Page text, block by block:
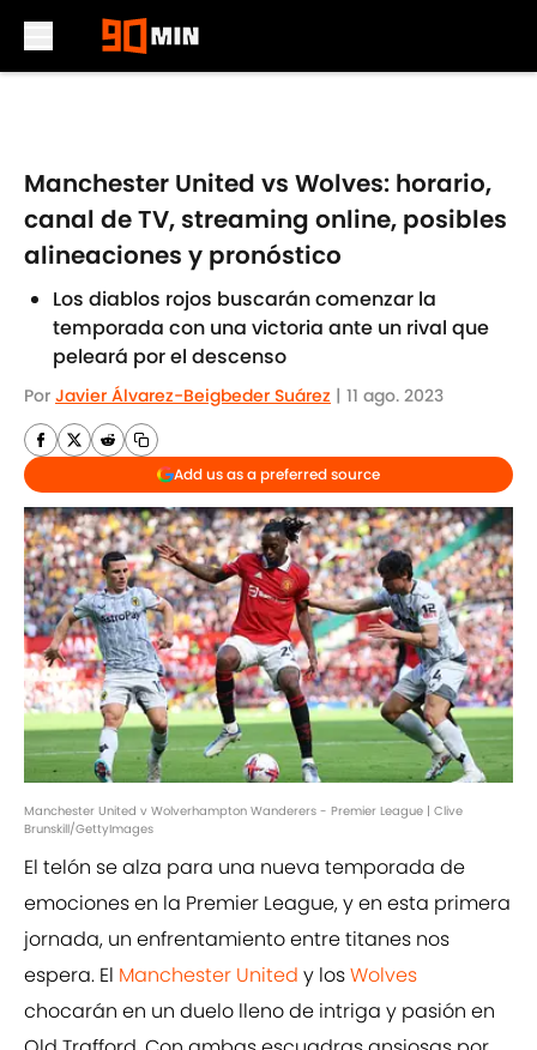
Manchester United vs Wolves: horario,
canal de TV, streaming online, posibles
alineaciones y pronóstico
Los diablos rojos buscarán comenzar la
temporada con una victoria ante un rival que
peleará por el descenso
Por Javier Álvarez-Beigbeder Suárez | 11 ago. 2023
Add us as a preferred source
Manchester United v Wolverhampton Wanderers - Premier League | Clive
Brunskill/GettyImages
El telón se alza para una nueva temporada de
emociones en la Premier League, y en esta primera
jornada, un enfrentamiento entre titanes nos
espera. El Manchester United y losWolves
chocarán en un duelo lleno de intriga y pasión en